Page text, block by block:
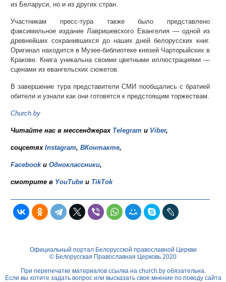
из Беларуси, но и из других стран.
Участникам пресс-тура также было представлено
факсимильное издание Лавришевского Евангелия — одной из
древнейших сохранившихся до наших дней белорусских книг.
Оригинал находится в Музее-библиотеке князей Чарторыйских в
Кракове. Книга уникальна своими цветными иллюстрациями —
сценами из евангельских сюжетов.
В завершение тура представители СМИ пообщались с братией
обители и узнали как они готовятся к предстоящим торжествам.
Church.by
Читайте нас в мессенджерах Telegram и Viber,
соцсетях Instagram, ВКонтакте,
Facebookи Одноклассники,
смотрите в YouTube и TikTok
Официальный портал Белорусской православной Церкви
© Белорусская Православная Церковь 2020
При перепечатке материалов ссылка на church.byобязательна.
Если вы хотите задать вопрос или высказать свое мнение по поводу сайта